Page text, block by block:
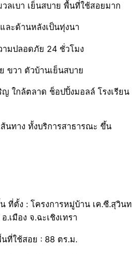
ลเบา เย็นสบาย พื้นที่ใช้สอยมาก
ละด้านหลังเป็นทุ่งนา
มปลอดภัย 24 ชั่วโมง
ขวา ตัวบ้านเย็นสบาย
ใกล้ตลาด ช็อปปิ้งมอลล์ โรงเรียน
นทาง ทั้งบริการสาธารณะ ขึ้น
ที่ตั้ง : โครงการหมู่บ้าน เค.ซี.สุวินท
.เมือง จ.ฉะเชิงเทรา
ที่ใช้สอย : 88 ตร.ม.